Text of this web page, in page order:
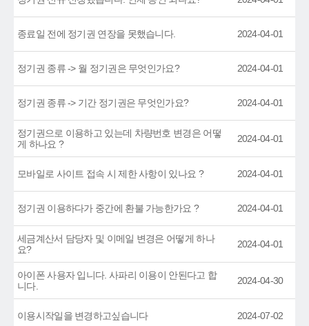
종료일 전에 정기권 연장을 못했습니다. 2024-04-01
정기권 종류 -> 월 정기권은 무엇인가요? 2024-04-01
정기권 종류 -> 기간 정기권은 무엇인가요? 2024-04-01
정기권으로 이용하고 있는데 차량번호 변경은 어떻
게 하나요 ?
2024-04-01
모바일로 사이트 접속 시 제한 사항이 있나요 ? 2024-04-01
정기권 이용하다가 중간에 환불 가능한가요 ? 2024-04-01
세금계산서 담당자 및 이메일 변경은 어떻게 하나
요?
2024-04-01
아이폰 사용자 입니다. 사파리 이용이 안된다고 합
니다.
2024-04-30
이용시작일을 변경하고싶습니다 2024-07-02